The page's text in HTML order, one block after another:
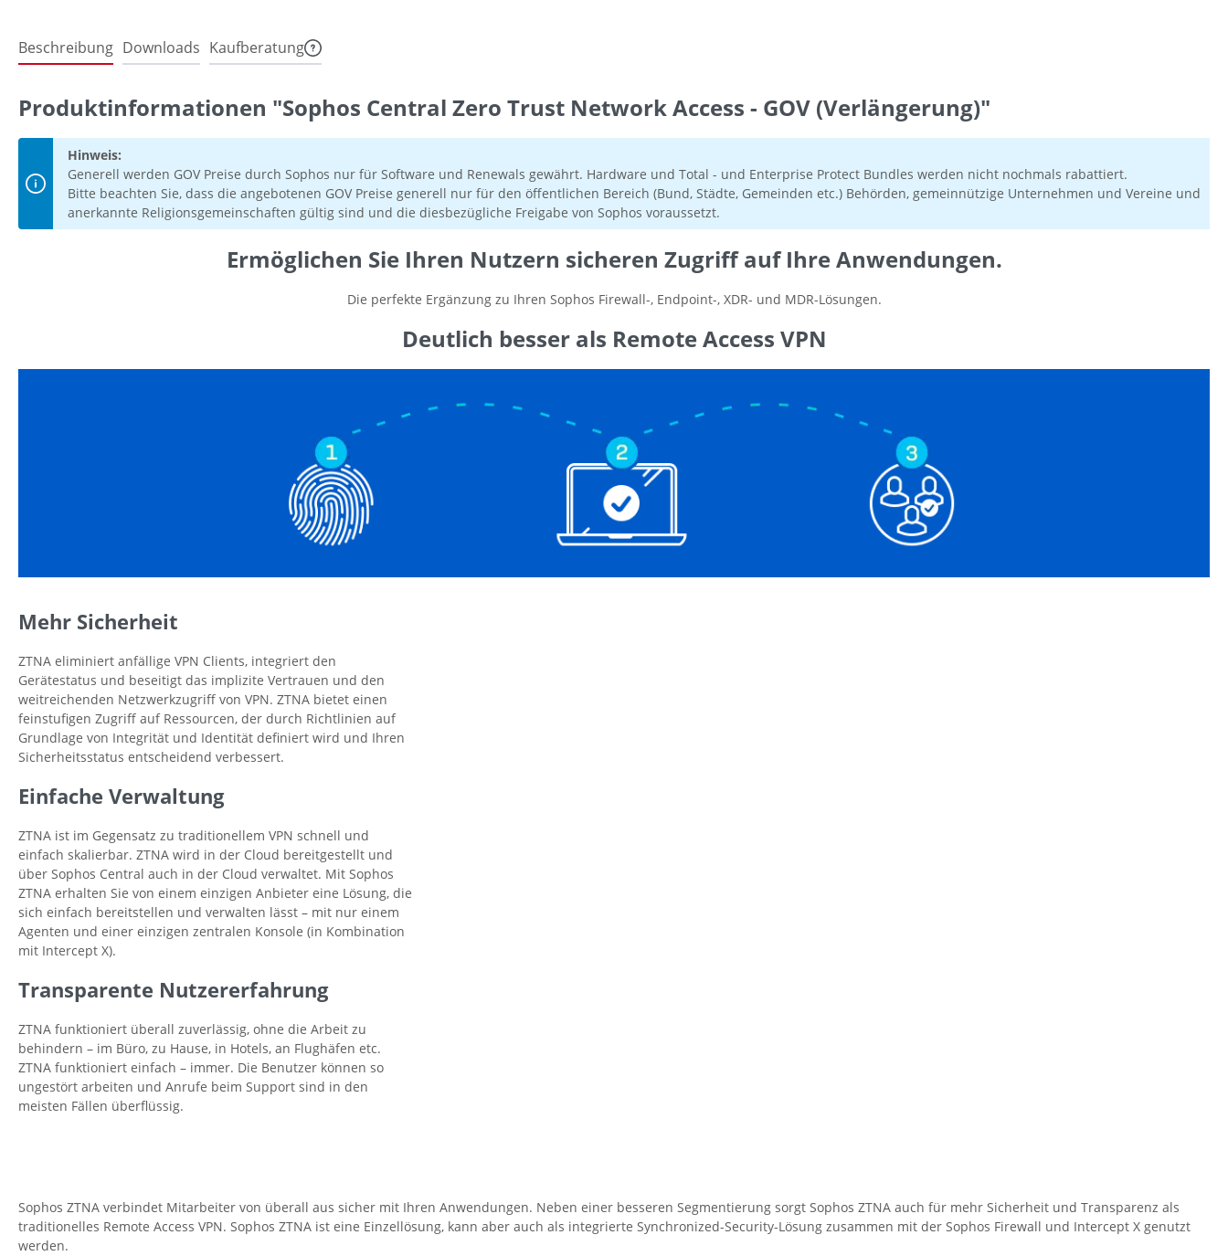
Beschreibung Downloads Kaufberatung
Produktinformationen "Sophos Central Zero Trust Network Access - GOV (Verlängerung)"
Hinweis:
Generell werden GOV Preise durch Sophos nur für Software und Renewals gewährt. Hardware und Total - und Enterprise Protect Bundles werden nicht nochmals rabattiert.
Bitte beachten Sie, dass die angebotenen GOV Preise generell nur für den öffentlichen Bereich (Bund, Städte, Gemeinden etc.) Behörden, gemeinnützige Unternehmen und Vereine und
anerkannte Religionsgemeinschaften gültig sind und die diesbezügliche Freigabe von Sophos voraussetzt.
Ermöglichen Sie Ihren Nutzern sicheren Zugriff auf Ihre Anwendungen.
Die perfekte Ergänzung zu Ihren Sophos Firewall-, Endpoint-, XDR- und MDR-Lösungen.
Deutlich besser als Remote Access VPN
Mehr Sicherheit
ZTNA eliminiert anfällige VPN Clients, integriert den
Gerätestatus und beseitigt das implizite Vertrauen und den
weitreichenden Netzwerkzugriff von VPN. ZTNA bietet einen
feinstufigen Zugriff auf Ressourcen, der durch Richtlinien auf
Grundlage von Integrität und Identität definiert wird und Ihren
Sicherheitsstatus entscheidend verbessert.
Einfache Verwaltung
ZTNA ist im Gegensatz zu traditionellem VPN schnell und
einfach skalierbar. ZTNA wird in der Cloud bereitgestellt und
über Sophos Central auch in der Cloud verwaltet. Mit Sophos
ZTNA erhalten Sie von einem einzigen Anbieter eine Lösung, die
sich einfach bereitstellen und verwalten lässt – mit nur einem
Agenten und einer einzigen zentralen Konsole (in Kombination
mit Intercept X).
Transparente Nutzererfahrung
ZTNA funktioniert überall zuverlässig, ohne die Arbeit zu
behindern – im Büro, zu Hause, in Hotels, an Flughäfen etc.
ZTNA funktioniert einfach – immer. Die Benutzer können so
ungestört arbeiten und Anrufe beim Support sind in den
meisten Fällen überflüssig.
Sophos ZTNA verbindet Mitarbeiter von überall aus sicher mit Ihren Anwendungen. Neben einer besseren Segmentierung sorgt Sophos ZTNA auch für mehr Sicherheit und Transparenz als
traditionelles Remote Access VPN. Sophos ZTNA ist eine Einzellösung, kann aber auch als integrierte Synchronized-Security-Lösung zusammen mit der Sophos Firewall und Intercept X genutzt
werden.